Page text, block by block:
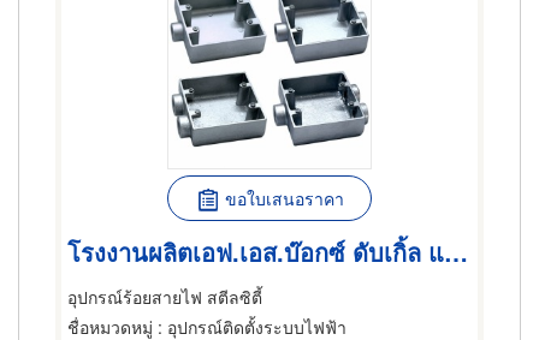
ขอใบเสนอราคา
โรงงานผลิตเอฟ.เอส.บ๊อกซ์ ดับเกิ้ล แก๊งค์
อุปกรณ์ร้อยสายไฟ สตีลซิตี้
ชื่อหมวดหมู่ : อุปกรณ์ติดตั้งระบบไฟฟ้า